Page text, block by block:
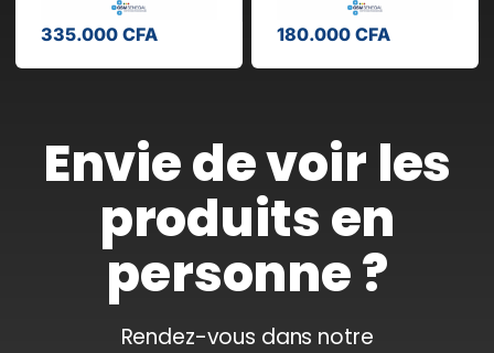
180.000 CFA 780.000CFA
Envie de voir les
produits en
personne ?
Rendez-vous dans notre